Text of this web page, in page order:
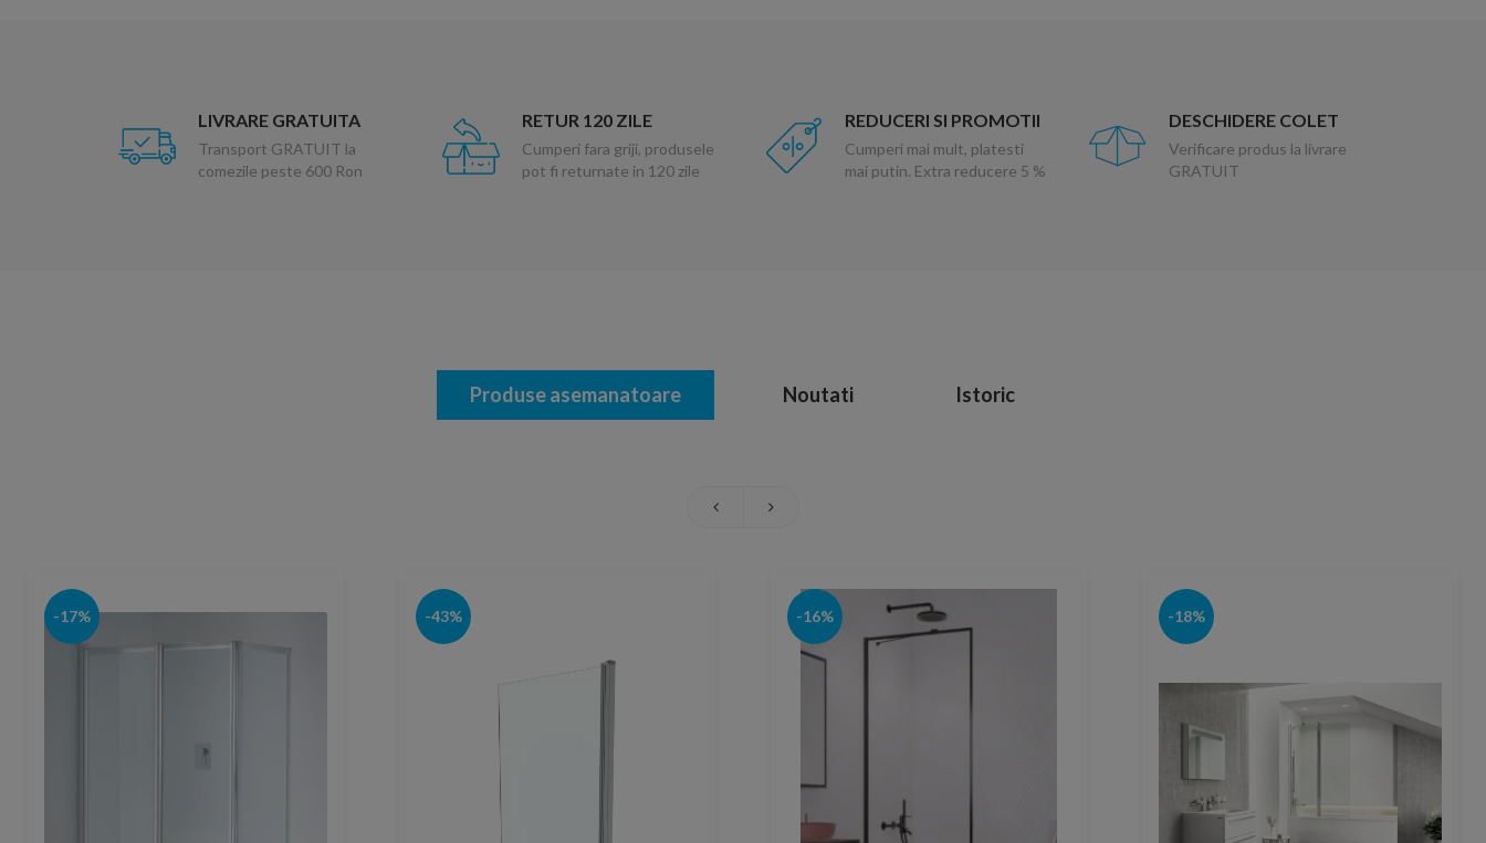
LIVRARE GRATUITA
Transport GRATUIT la
comezile peste 600 Ron
RETUR 120 ZILE
Cumperi fara griji, produsele
pot fi returnate in 120 zile
REDUCERI SI PROMOTII
Cumperi mai mult, platesti
mai putin. Extra reducere 5 %
DESCHIDERE COLET
Verificare produs la livrare
GRATUIT
Produse asemanatoare Noutati Istoric
-17% -43% -16% -18%